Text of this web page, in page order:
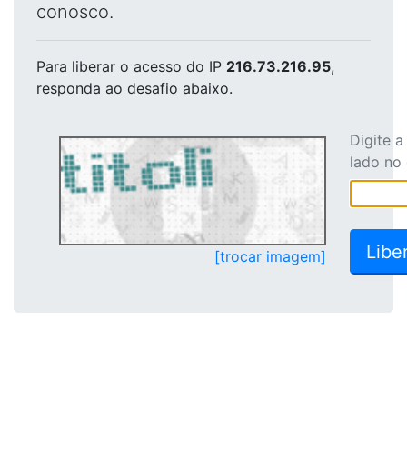
conosco.
Para liberar o acesso do IP 216.73.216.95,
responda ao desafio abaixo.
[trocar imagem]
Digite
lado no